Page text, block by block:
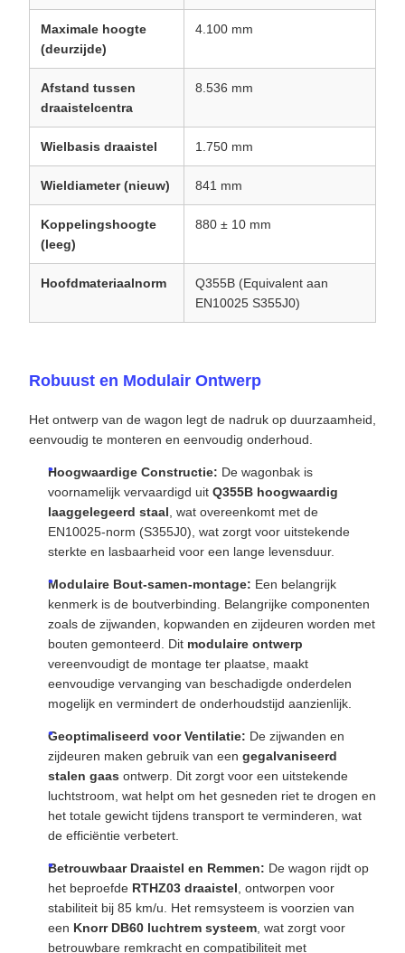
Maximale hoogte
(deurzijde)
4.100 mm
Afstand tussen
draaistelcentra
8.536 mm
Wielbasis draaistel 1.750 mm
Wieldiameter (nieuw) 841 mm
Koppelingshoogte
(leeg)
880 ± 10 mm
Hoofdmateriaalnorm
Q355B (Equivalent aan
EN10025 S355J0)
Robuust en Modulair Ontwerp
Het ontwerp van de wagon legt de nadruk op duurzaamheid,
eenvoudig te monteren en eenvoudig onderhoud.
Hoogwaardige Constructie: De wagonbak is
voornamelijk vervaardigd uit Q355B hoogwaardig
laaggelegeerd staal , wat overeenkomt met de
EN10025-norm (S355J0), wat zorgt voor uitstekende
sterkte en lasbaarheid voor een lange levensduur.
Modulaire Bout-samen-montage: Een belangrijk
kenmerk is de boutverbinding. Belangrijke componenten
zoals de zijwanden, kopwanden en zijdeuren worden met
bouten gemonteerd. Dit modulaire ontwerp
vereenvoudigt de montage ter plaatse, maakt
eenvoudige vervanging van beschadigde onderdelen
mogelijk en vermindert de onderhoudstijd aanzienlijk.
Geoptimaliseerd voor Ventilatie: De zijwanden en
zijdeuren maken gebruik van een gegalvaniseerd
stalen gaas ontwerp. Dit zorgt voor een uitstekende
luchtstroom, wat helpt om het gesneden riet te drogen en
het totale gewicht tijdens transport te verminderen, wat
de efficiëntie verbetert.
Betrouwbaar Draaistel en Remmen: De wagon rijdt op
het beproefde RTHZ03 draaistel , ontworpen voor
stabiliteit bij 85 km/u. Het remsysteem is voorzien van
een Knorr DB60 luchtrem systeem , wat zorgt voor
betrouwbare remkracht en compatibiliteit met